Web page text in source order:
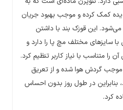
کمک کرده و موجب بهبود جریان
این قوزک بند با داشتن
با سایزهای مختلف مچ پا را دارد و
را متناسب با نیاز کاربر تنظیم کرد.
موجب گردش هوا شده و از تعریق
بنابراین در طول روز بدون احساس
کرد.